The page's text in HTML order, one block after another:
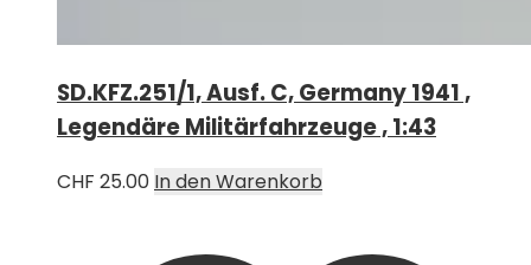
SD.KFZ.251/1, Ausf. C, Germany 1941 ,
Legendäre Militärfahrzeuge , 1:43
CHF 25.00 In den Warenkorb